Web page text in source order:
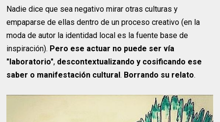
Nadie dice que sea negativo mirar otras culturas y
empaparse de ellas dentro de un proceso creativo (en la
moda de autor la identidad local es la fuente base de
inspiración). Pero ese actuar no puede ser vía
"laboratorio", descontextualizando y cosificando ese
saber o manifestación cultural. Borrando su relato.